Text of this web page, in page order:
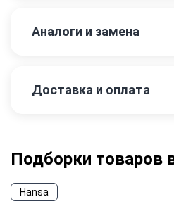
Аналоги и замена
Доставка и оплата
Подборки товаров
Hansa